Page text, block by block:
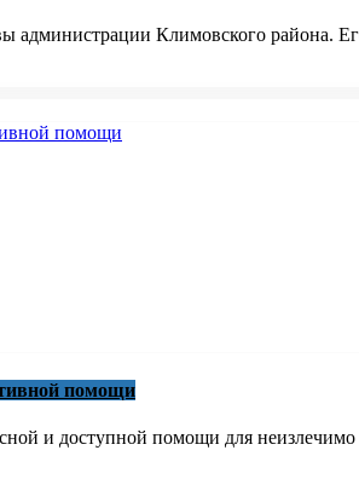
администрации Климовского района.
помощи
и доступной помощи для неизлечимо